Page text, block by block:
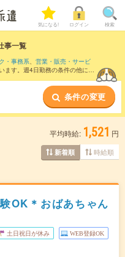
気になる! ログイン 検索
事一覧
・事務系、 営業・販売・サービ
ます。週4日勤務の条件の他に、
条件の変更
平均時給: 1,521 円
新着順 時給順
OK＊おばあちゃん
土日祝日が休み WEB登録OK